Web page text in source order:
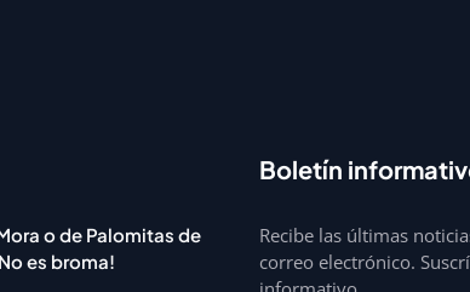
o de Palomitas de
es broma!
Boletín
Recibe las últimas
correo electrónico.